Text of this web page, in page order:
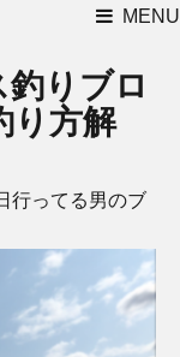
MENU
りブロ
り方解
行ってる男のブ